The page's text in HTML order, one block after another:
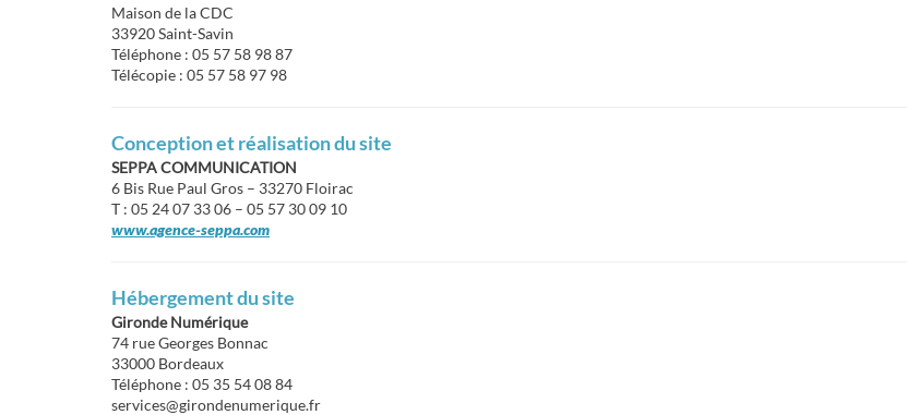
Maison de la CDC
33920 Saint-Savin
Téléphone : 05 57 58 98 87
Télécopie : 05 57 58 97 98
Conception et réalisation du site
SEPPA COMMUNICATION
6 Bis Rue Paul Gros – 33270 Floirac
T : 05 24 07 33 06 – 05 57 30 09 10
www.agence-seppa.com
Hébergement du site
Gironde Numérique
74 rue Georges Bonnac
33000 Bordeaux
Téléphone : 05 35 54 08 84
services@girondenumerique.fr